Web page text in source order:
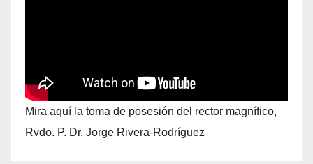
Mira aquí la toma de posesión del rector magnífico,
Rvdo. P. Dr. Jorge Rivera-Rodríguez